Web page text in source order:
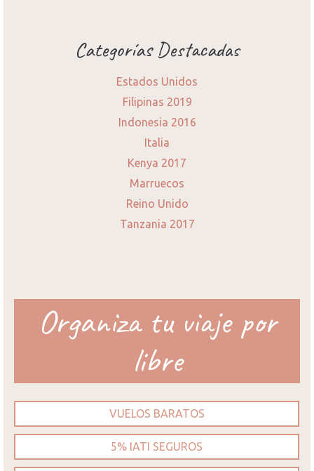
Categorías Destacadas
Estados Unidos
Filipinas 2019
Indonesia 2016
Italia
Kenya 2017
Marruecos
Reino Unido
Tanzania 2017
Organiza tu viaje por
libre
VUELOS BARATOS
5% IATI SEGUROS